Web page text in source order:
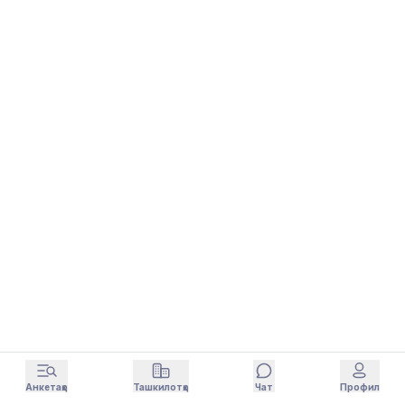
Анкетаҳо Ташкилотҳо Чат Профил